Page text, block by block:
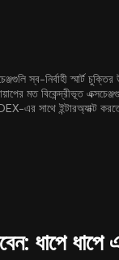
স্ব-নির্বাহী স্মার্ট
মত বিকেন্দ্রীভূত
এর সাথে ইন্টারঅ্যাক্ট
ধাপে